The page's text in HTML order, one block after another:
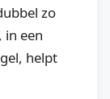
zo
in een
helpt